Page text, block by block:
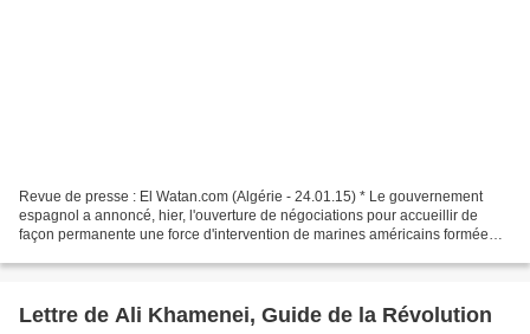
Revue de presse : El Watan.com (Algérie - 24.01.15) * Le gouvernement
espagnol a annoncé, hier, l'ouverture de négociations pour accueillir de
façon permanente une force d'intervention de marines américains formée
Lettre de Ali Khamenei, Guide de la Révolution